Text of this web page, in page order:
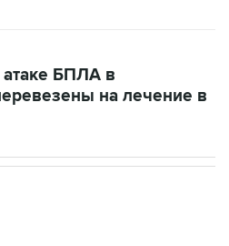
БПЛА в
на лечение в